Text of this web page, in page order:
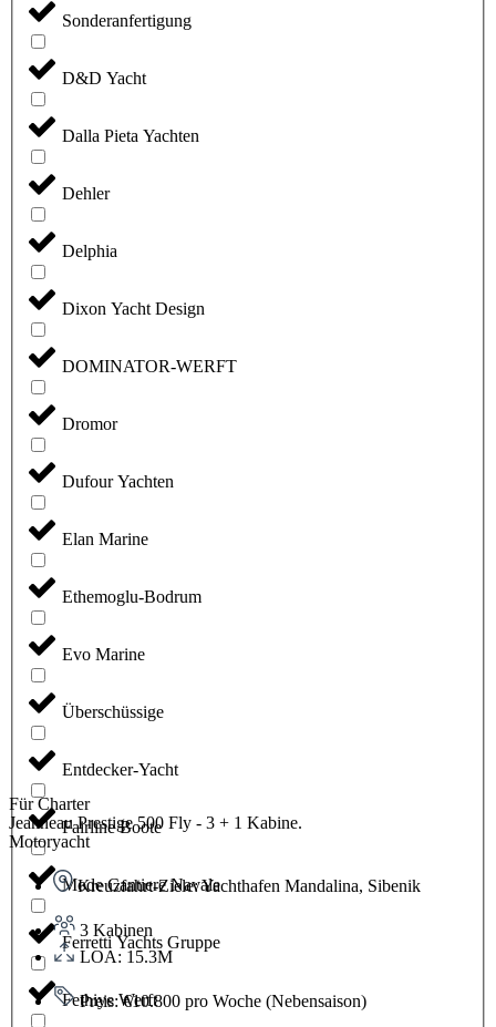
Sonderanfertigung
D&D Yacht
Dalla Pieta Yachten
Dehler
Delphia
Dixon Yacht Design
DOMINATOR-WERFT
Dromor
Dufour Yachten
Elan Marine
Ethemoglu-Bodrum
Evo Marine
Überschüssige
Entdecker-Yacht
Fairline Boote
Mode Cantiere Navale
Ferretti Yachts Gruppe
Fethiye Werft
Für Charter
Jeanneau Prestige 500 Fly - 3 + 1 Kabine.
Motoryacht
Kreuzfahrt-Ziele: Yachthafen Mandalina, Sibenik
3 Kabinen
LOA: 15.3M
Preis: €10.800 pro Woche (Nebensaison)